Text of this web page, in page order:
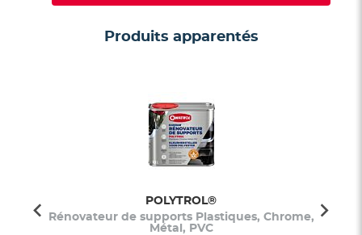
Produits apparentés
POLYTROL®
Rénovateur de supports Plastiques, Chrome,
Métal, PVC